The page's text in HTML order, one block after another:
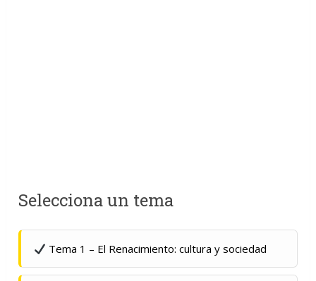
Selecciona un tema
Tema 1 – El Renacimiento: cultura y sociedad